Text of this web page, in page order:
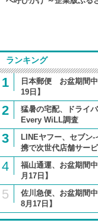
ランキング
1
日本郵便 お盆期間中
19日】
2
猛暑の宅配、ドライ
Every WiLL調査
3
LINEヤフー、セブン
携で次世代店舗サー
4
福山通運、お盆期間
月17日】
5
佐川急便、お盆期間
8月17日】